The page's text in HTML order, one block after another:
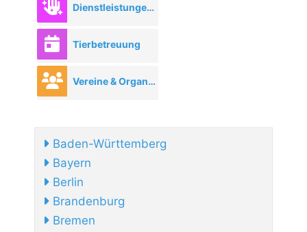
Dienstleistungen rund ums Tier
Tierbetreuung
Vereine & Organisationen
Baden-Württemberg
Bayern
Berlin
Brandenburg
Bremen